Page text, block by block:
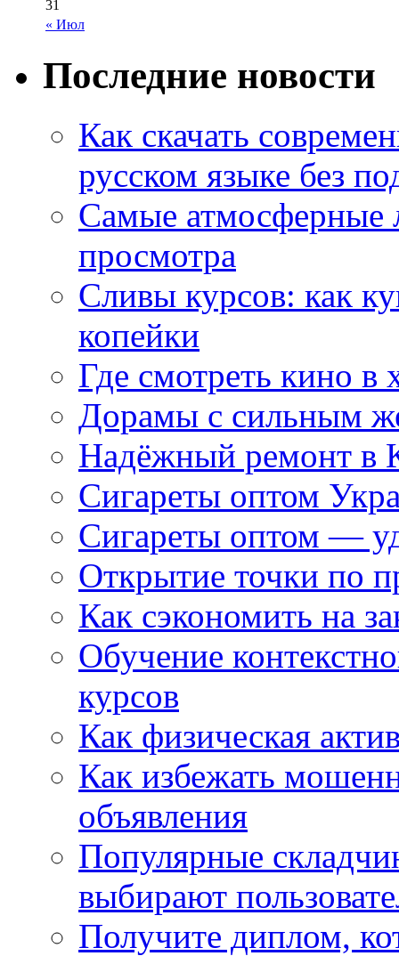
« Июл
31
Последние новости
Как скачать
русском языке без
Самые атмосферные
просмотра
Сливы курсов: как
копейки
Где смотреть кино в
Дорамы с сильным
Надёжный ремонт в
Сигареты оптом
Сигареты оптом —
Открытие точки по
Как сэкономить на
Обучение
курсов
Как физическая
Как избежать
объявления
Популярные
выбирают
Получите диплом,